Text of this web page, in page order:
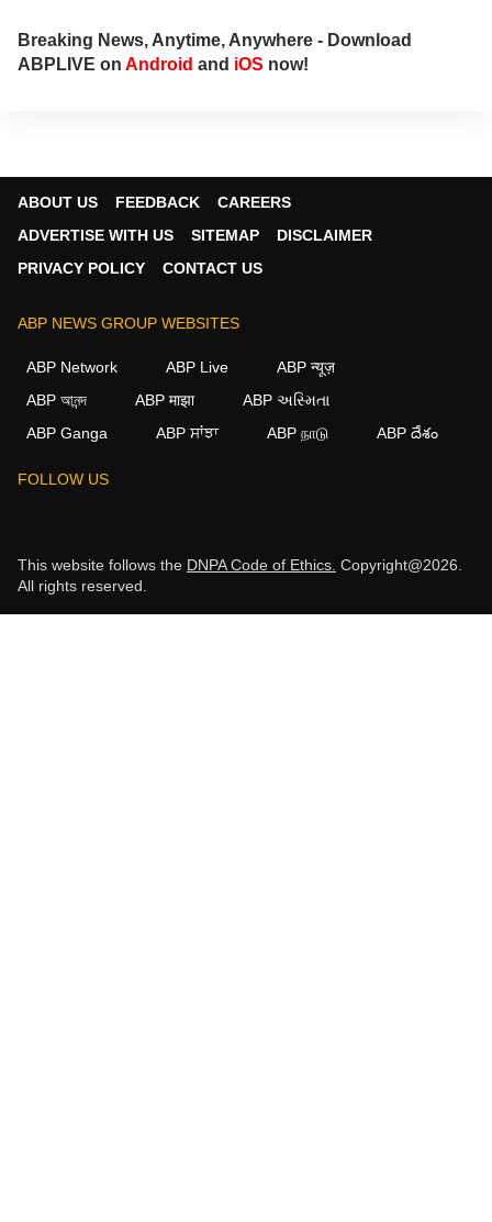
Breaking News, Anytime, Anywhere - Download
ABPLIVE on Android and iOS now!
ABOUT US FEEDBACK
CAREERS
ADVERTISE WITH US
SITEMAP
DISCLAIMER
PRIVACY POLICY
CONTACT US
ABP NEWS GROUP WEBSITES
ABP Network ABP Live
ABP न्यूज़
ABP আনন্দ
ABP माझा
ABP અસ્મિતા
ABP Ganga
ABP ਸਾਂਝਾ ABP நாடு ABP దేశం
FOLLOW US
This website follows the DNPA Code of Ethics. Copyright@2026.
All rights reserved.